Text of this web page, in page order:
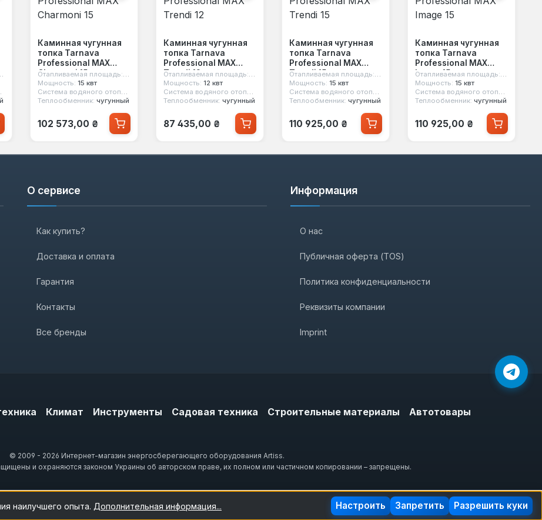
120 м²
Каминная чугунная
топка Tarnava
Professional MAX
Charmoni 15
Отапливаемая площадь:150 м²
Мощность: 15 квт
Система водяного отопления:
Теплообменник: чугунный
Обычная цена:
102 573,00 ₴
Каминная чугунная
топка Tarnava
Professional MAX
Trendi 12
Отапливаемая площадь:120 м²
Мощность: 12 квт
Система водяного отопления:
Теплообменник: чугунный
Обычная цена:
87 435,00 ₴
Каминная чугунная
топка Tarnava
Professional MAX
Trendi 15
Отапливаемая площадь:150 м²
Мощность: 15 квт
Система водяного отопления:
Теплообменник: чугунный
Обычная цена:
110 925,00 ₴
Каминная чугунная
топка Tarnava
Professional MAX
Image 15
Отапливаемая площадь:150 м²
Мощность: 15 квт
Система водяного отопления:
Теплообменник: чугунный
Обычная цена:
110 925,00 ₴
О сервисе
Как купить?
Доставка и оплата
Гарантия
Контакты
Все бренды
Информация
О нас
Публичная оферта (TOS)
Политика конфиденциальности
Реквизиты компании
Imprint
Климат Инструменты Садовая техника Строительные материалы Автотовары
© 2009 - 2026 Интернет-магазин энергосберегающего оборудования Artiss.
и охраняются законом Украины об авторском праве, их полном или частичном копировании – запрещены.
наилучшего опыта. Дополнительная информация... Запретить
Настроить Разрешить куки